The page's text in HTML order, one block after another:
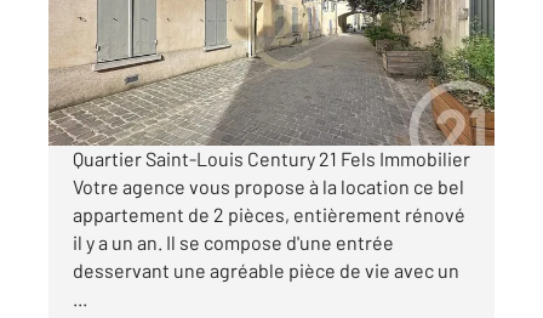
Appartement F2 à louer
1 300 €
par mois charges comprises
Quartier Saint-Louis Century 21 Fels Immobilier
Votre agence vous propose à la location ce bel
appartement de 2 pièces, entièrement rénové
il y a un an. Il se compose d'une entrée
desservant une agréable pièce de vie avec un
...